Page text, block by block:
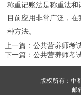
称重记账法是称重法和
目前应用非常广泛，在
种方法。
上一篇： 公共营养师考
下一篇： 公共营养师考
版权所有：中
邮